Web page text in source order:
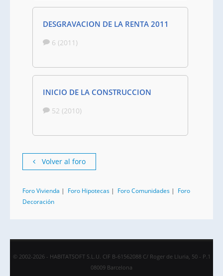
DESGRAVACION DE LA RENTA 2011
6 (2011)
INICIO DE LA CONSTRUCCION
52 (2010)
Volver al foro
Foro Vivienda | Foro Hipotecas | Foro Comunidades | Foro
Decoración
© 2002-2026 - HABITATSOFT S.L.U. CIF B-61562088 C/ Roger de Lluria, 50 - P.1
08009 Barcelona